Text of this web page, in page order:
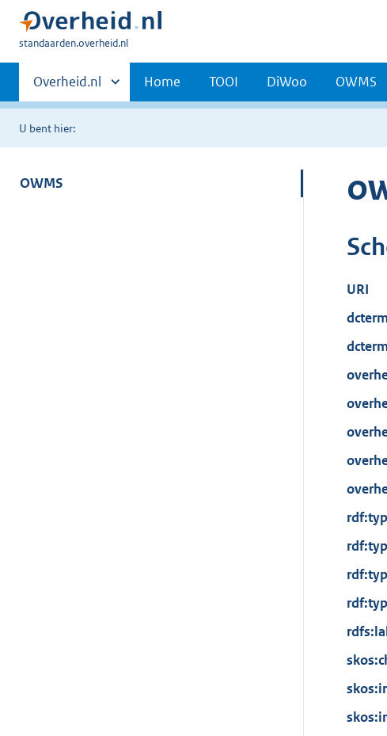
U
hier:
standaarden.overheid.nl
Primaire
navigatie
Andere
sites
binnen
Overheid.nl Home TOOI DiWoo OWMS
U bent hier:
OWMS
URI